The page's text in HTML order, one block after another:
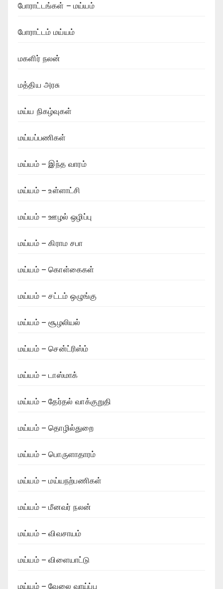
போராட்டங்கள் – மய்யம்
போராட்டம் மய்யம்
மகளிர் நலன்
மத்திய அரசு
மய்ய நிகழ்வுகள்
மய்யப்பணிகள்
மய்யம் – இந்த வாரம்
மய்யம் – உள்ளாட்சி
மய்யம் – ஊழல் ஒழிப்பு
மய்யம் – கிராம சபா
மய்யம் – கொள்கைகள்
மய்யம் – சட்டம் ஒழுங்கு
மய்யம் – சூழலியல்
மய்யம் – சென்ட்ரிஸ்ம்
மய்யம் – டாஸ்மாக்
மய்யம் – தேர்தல் வாக்குறுதி
மய்யம் – தொழில்துறை
மய்யம் – பொருளாதாரம்
மய்யம் – மய்யநற்பணிகள்
மய்யம் – மீனவர் நலன்
மய்யம் – விவசாயம்
மய்யம் – விளையாட்டு
மய்யம் – வேலை வாய்ப்பு